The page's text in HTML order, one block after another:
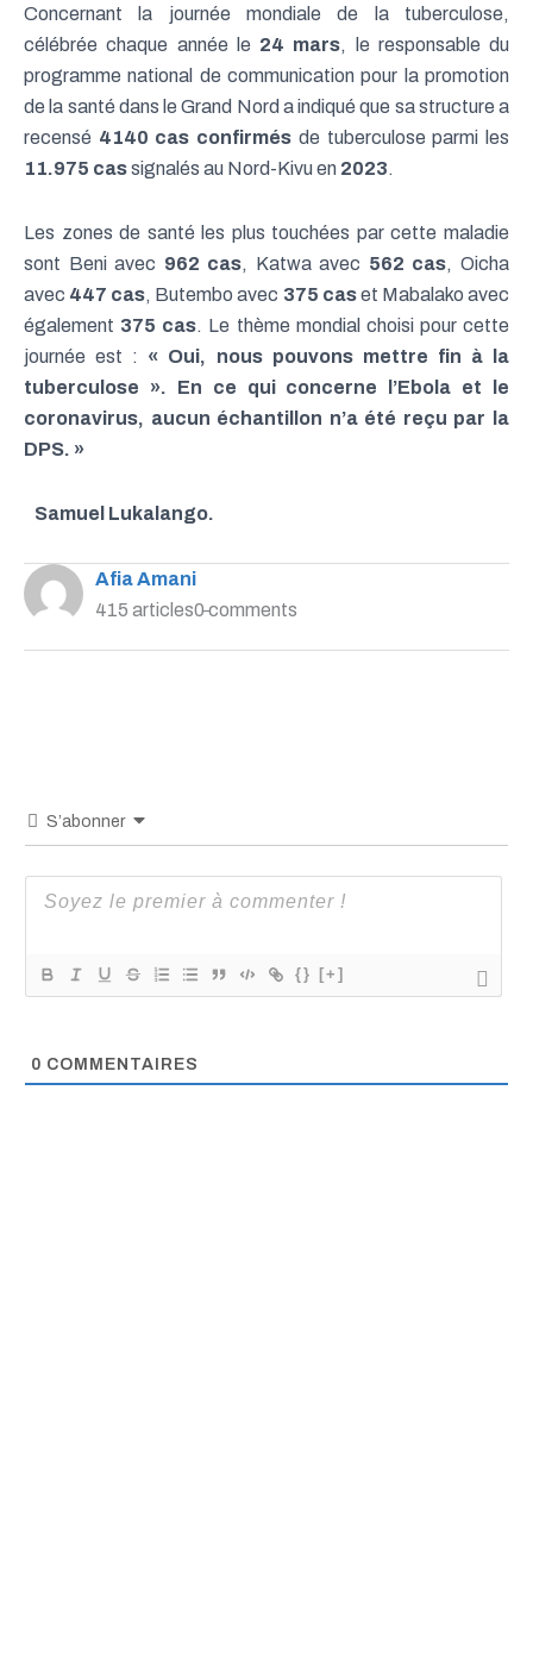
Concernant la journée mondiale de la tuberculose,
célébrée chaque année le 24 mars, le responsable du
programme national de communication pour la promotion
de la santé dans le Grand Nord a indiqué que sa structure a
recensé 4140 cas confirmés de tuberculose parmi les
11.975 cassignalés au Nord-Kivu en 2023.
Les zones de santé les plus touchées par cette maladie
sont Beni avec 962 cas, Katwa avec 562 cas, Oicha
avec 447 cas, Butembo avec 375 caset Mabalako avec
également 375 cas. Le thème mondial choisi pour cette
journée est : « Oui, nous pouvons mettre fin à la
tuberculose ». En ce qui concerne l’Ebola et le
coronavirus, aucun échantillon n’a été reçu par la
DPS. »
Samuel Lukalango.
Afia Amani
415 articles0 comments
S’abonner
{} [+]
0 COMMENTAIRES